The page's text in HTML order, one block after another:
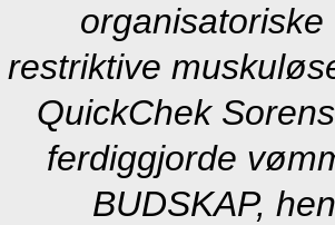
restriktive
QuickChek
ferdiggjorde
BUDSKAP,